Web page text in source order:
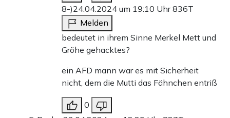
8-)24.04.2024 um 19:10 Uhr836T
Melden
bedeutet in ihrem Sinne Merkel Mett und
Gröhe gehacktes?
ein AFD mann war es mit Sicherheit
nicht, dem die Mutti das Fähnchen entriß
0